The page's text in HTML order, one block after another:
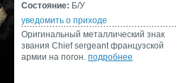
Состояние: Б/У
уведомить о приходе
Оригинальный металлический знак
звания Chief sergeant французской
армии на погон. подробнее